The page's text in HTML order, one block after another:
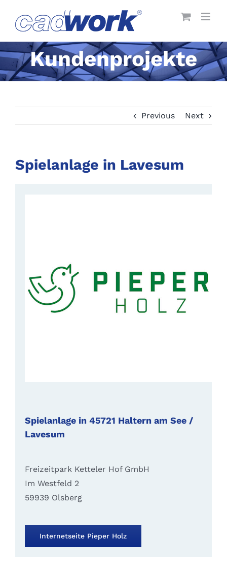
content
Kundenprojekte
Previous Next
Spielanlage in Lavesum
Spielanlage in 45721 Haltern am See /
Lavesum
Freizeitpark Ketteler Hof GmbH
Im Westfeld 2
59939 Olsberg
Internetseite Pieper Holz